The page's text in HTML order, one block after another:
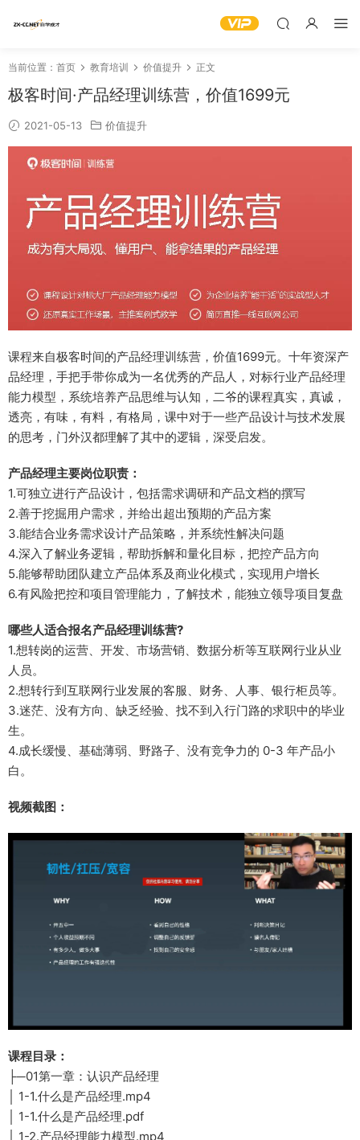
当前位置： 首页 教育培训 价值提升 正文
极客时间·产品经理训练营，价值1699元
2021-05-13 价值提升
课程来自极客时间的产品经理训练营，价值1699元。十年资深产
品经理，手把手带你成为一名优秀的产品人，对标行业产品经理
能力模型，系统培养产品思维与认知，二爷的课程真实，真诚，
透亮，有味，有料，有格局，课中对于一些产品设计与技术发展
的思考，门外汉都理解了其中的逻辑，深受启发。
产品经理主要岗位职责：
1.可独立进行产品设计，包括需求调研和产品文档的撰写
2.善于挖掘用户需求，并给出超出预期的产品方案
3.能结合业务需求设计产品策略，并系统性解决问题
4.深入了解业务逻辑，帮助拆解和量化目标，把控产品方向
5.能够帮助团队建立产品体系及商业化模式，实现用户增长
6.有风险把控和项目管理能力，了解技术，能独立领导项目复盘
哪些人适合报名产品经理训练营?
1.想转岗的运营、开发、市场营销、数据分析等互联网行业从业
人员。
2.想转行到互联网行业发展的客服、财务、人事、银行柜员等。
3.迷茫、没有方向、缺乏经验、找不到入行门路的求职中的毕业
生。
4.成长缓慢、基础薄弱、野路子、没有竞争力的 0-3 年产品小
白。
视频截图：
课程目录：
├─01第一章：认识产品经理
│ 1-1.什么是产品经理.mp4
│ 1-1.什么是产品经理.pdf
│ 1-2.产品经理能力模型.mp4